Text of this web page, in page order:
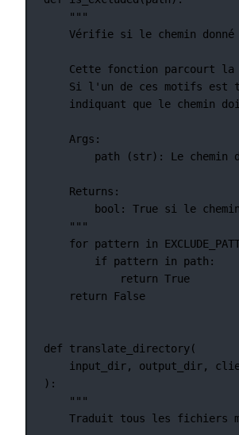
"""
Vérifie si le chemin
Cette fonction parcourt la
Si l'un de ces motifs est
indiquant que le chemin
Args:
path (str): Le
Returns:
bool: True si le
"""
for pattern in
if pattern in path:
return True
return
False
def translate_directory(
input_dir, output_dir,
):
"""
Traduit tous les fichiers